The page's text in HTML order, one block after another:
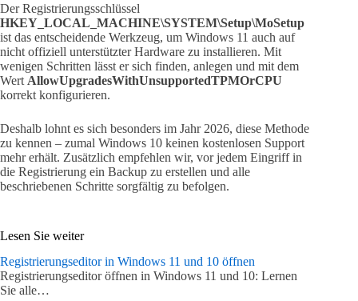
Der Registrierungsschlüssel
HKEY_LOCAL_MACHINE\SYSTEM\Setup\MoSetup
ist das entscheidende Werkzeug, um Windows 11 auch auf
nicht offiziell unterstützter Hardware zu installieren. Mit
wenigen Schritten lässt er sich finden, anlegen und mit dem
Wert AllowUpgradesWithUnsupportedTPMOrCPU
korrekt konfigurieren.
Deshalb lohnt es sich besonders im Jahr 2026, diese Methode
zu kennen – zumal Windows 10 keinen kostenlosen Support
mehr erhält. Zusätzlich empfehlen wir, vor jedem Eingriff in
die Registrierung ein Backup zu erstellen und alle
beschriebenen Schritte sorgfältig zu befolgen.
Lesen Sie weiter
Registrierungseditor in Windows 11 und 10 öffnen
Registrierungseditor öffnen in Windows 11 und 10: Lernen
Sie alle…